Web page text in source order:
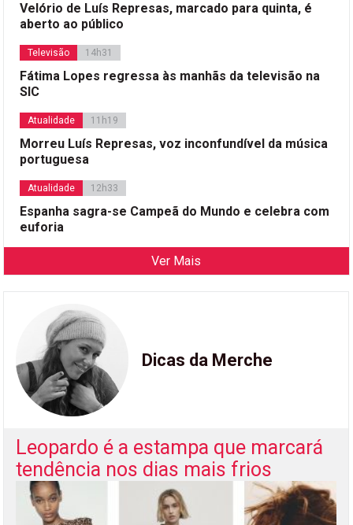
Velório de Luís Represas, marcado para quinta, é
aberto ao público
Televisão 14h31
Fátima Lopes regressa às manhãs da televisão na
SIC
Atualidade 11h19
Morreu Luís Represas, voz inconfundível da música
portuguesa
Atualidade 12h33
Espanha sagra-se Campeã do Mundo e celebra com
euforia
Ver Mais
Dicas da Merche
Leopardo é a estampa que marcará
tendência nos dias mais frios